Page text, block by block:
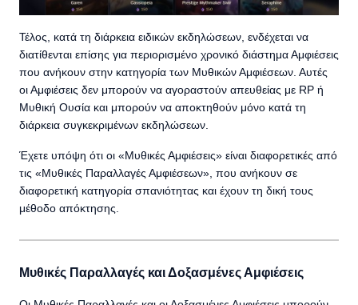
Τέλος, κατά τη διάρκεια ειδικών εκδηλώσεων, ενδέχεται να
διατίθενται επίσης για περιορισμένο χρονικό διάστημα Αμφιέσεις
που ανήκουν στην κατηγορία των Μυθικών Αμφιέσεων. Αυτές
οι Αμφιέσεις δεν μπορούν να αγοραστούν απευθείας με RP ή
Μυθική Ουσία και μπορούν να αποκτηθούν μόνο κατά τη
διάρκεια συγκεκριμένων εκδηλώσεων.
Έχετε υπόψη ότι οι «Μυθικές Αμφιέσεις» είναι διαφορετικές από
τις «Μυθικές Παραλλαγές Αμφιέσεων», που ανήκουν σε
διαφορετική κατηγορία σπανιότητας και έχουν τη δική τους
μέθοδο απόκτησης.
Μυθικές Παραλλαγές και Δοξασμένες Αμφιέσεις